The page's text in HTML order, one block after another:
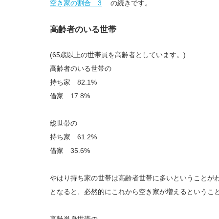
空き家の割合 3 の続きです。
高齢者のいる世帯
(65歳以上の世帯員を高齢者としています。)
高齢者のいる世帯の
持ち家 82.1%
借家 17.8%
総世帯の
持ち家 61.2%
借家 35.6%
やはり持ち家の世帯は高齢者世帯に多いということが
となると、必然的にこれから空き家が増えるというこ